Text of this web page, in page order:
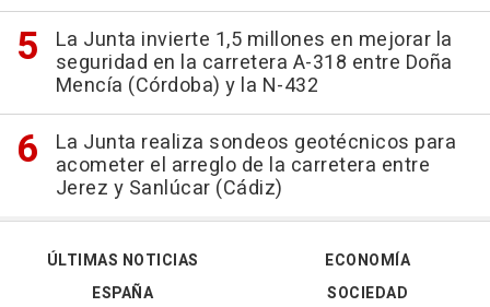
La Junta invierte 1,5 millones en mejorar la
seguridad en la carretera A-318 entre Doña
Mencía (Córdoba) y la N-432
La Junta realiza sondeos geotécnicos para
acometer el arreglo de la carretera entre
Jerez y Sanlúcar (Cádiz)
ÚLTIMAS NOTICIAS
ESPAÑA
ECONOMÍA
SOCIEDAD